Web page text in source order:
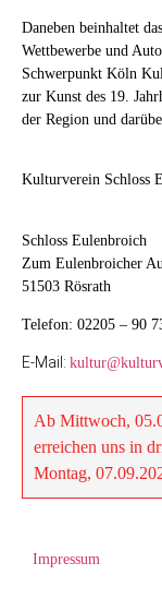
Ihre
2-
Mail-
Mail-
Die
Sie
dem
Sie
Ihre
Daneben beinhaltet
Wettbewerbe und
Schwerpunkt Köln
zur Kunst des 19.
der Region und
Kulturverein Schloss
Schloss Eulenbroich
Zum Eulenbroicher
51503 Rösrath
Telefon: 02205 – 90
E-Mail:
Ab Mittwoch,
erreichen uns in
Montag,
Impressum